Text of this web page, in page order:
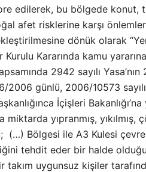
edilerek, bu bölgede konut,
afet risklerine karşı
dönük olarak
Kararında kamu yararına
2942 sayılı
2006 günlü, 2006/10573
İçişleri
yıpranmış,
(…) Bölgesi ile A3 Kulesi
tehdit eder bir halde
takım uygunsuz kişiler